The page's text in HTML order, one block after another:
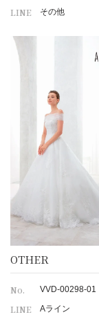
LINE その他
OTHER
No. VVD-00298-01
LINE Aライン